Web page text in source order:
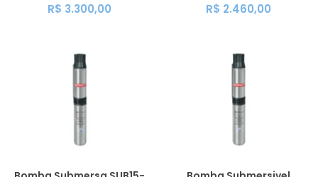
R$ 3.300,00 R$ 2.460,00